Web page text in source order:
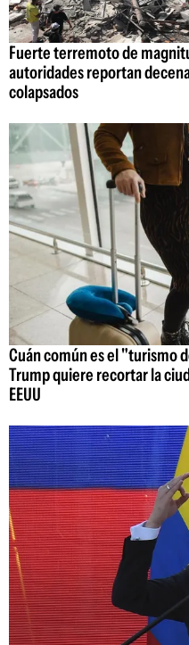
Fuerte terremoto de
autoridades reportan
colapsados
Cuán común es el "turismo
Trump quiere recortar la
EEUU